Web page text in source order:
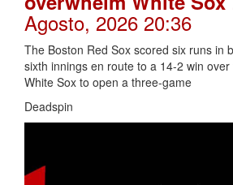
Agosto, 2026 20:36
The Boston Red Sox scored six runs in
sixth innings en route to a 14-2 win
White Sox to open a three-game
Deadspin